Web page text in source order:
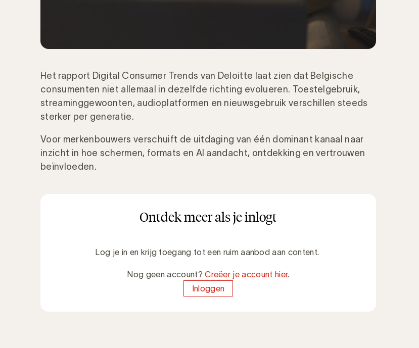
Het rapport Digital Consumer Trends van Deloitte laat zien dat Belgische
consumenten niet allemaal in dezelfde richting evolueren. Toestelgebruik,
streaminggewoonten, audioplatformen en nieuwsgebruik verschillen steeds
sterker per generatie.
Voor merkenbouwers verschuift de uitdaging van één dominant kanaal naar
inzicht in hoe schermen, formats en AI aandacht, ontdekking en vertrouwen
beïnvloeden.
Ontdek meer als je inlogt
Log je in en krijg toegang tot een ruim aanbod aan content.
Nog geen account?Creëer je account hier.
Inloggen